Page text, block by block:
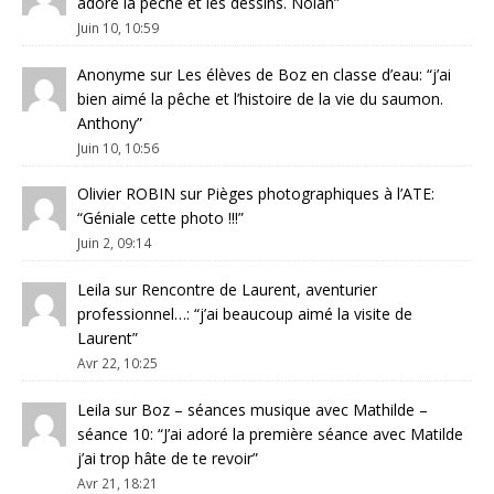
Juin 10, 10:59
Anonyme sur Les élèves de Boz en classe d’eau: “j’ai
bien aimé la pêche et l’histoire de la vie du saumon.
Anthony”
Juin 10, 10:56
Olivier ROBIN sur Pièges photographiques à l’ATE:
“Géniale cette photo !!!”
Juin 2, 09:14
Leila sur Rencontre de Laurent, aventurier
professionnel…: “j’ai beaucoup aimé la visite de
Laurent”
Avr 22, 10:25
Leila sur Boz – séances musique avec Mathilde –
séance 10: “J’ai adoré la première séance avec Matilde
j’ai trop hâte de te revoir”
Avr 21, 18:21